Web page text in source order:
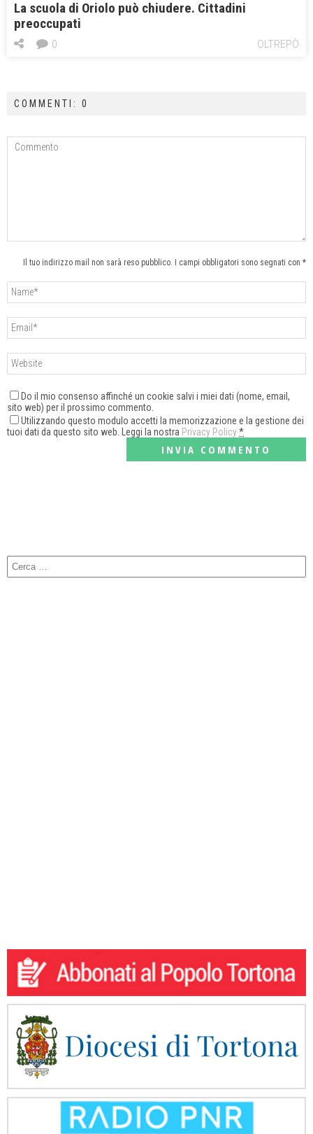
La scuola di Oriolo può chiudere. Cittadini
preoccupati
OLTREPÒ
0
COMMENTI: 0
Il tuo indirizzo mail non sarà reso pubblico. I campi obbligatori sono segnati con *
Do il mio consenso affinché un cookie salvi i miei dati (nome, email,
sito web) per il prossimo commento.
Utilizzando questo modulo accetti la memorizzazione e la gestione dei
tuoi dati da questo sito web. Leggi la nostra Privacy Policy*